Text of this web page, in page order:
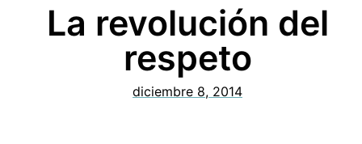
La revolución del
respeto
diciembre 8, 2014